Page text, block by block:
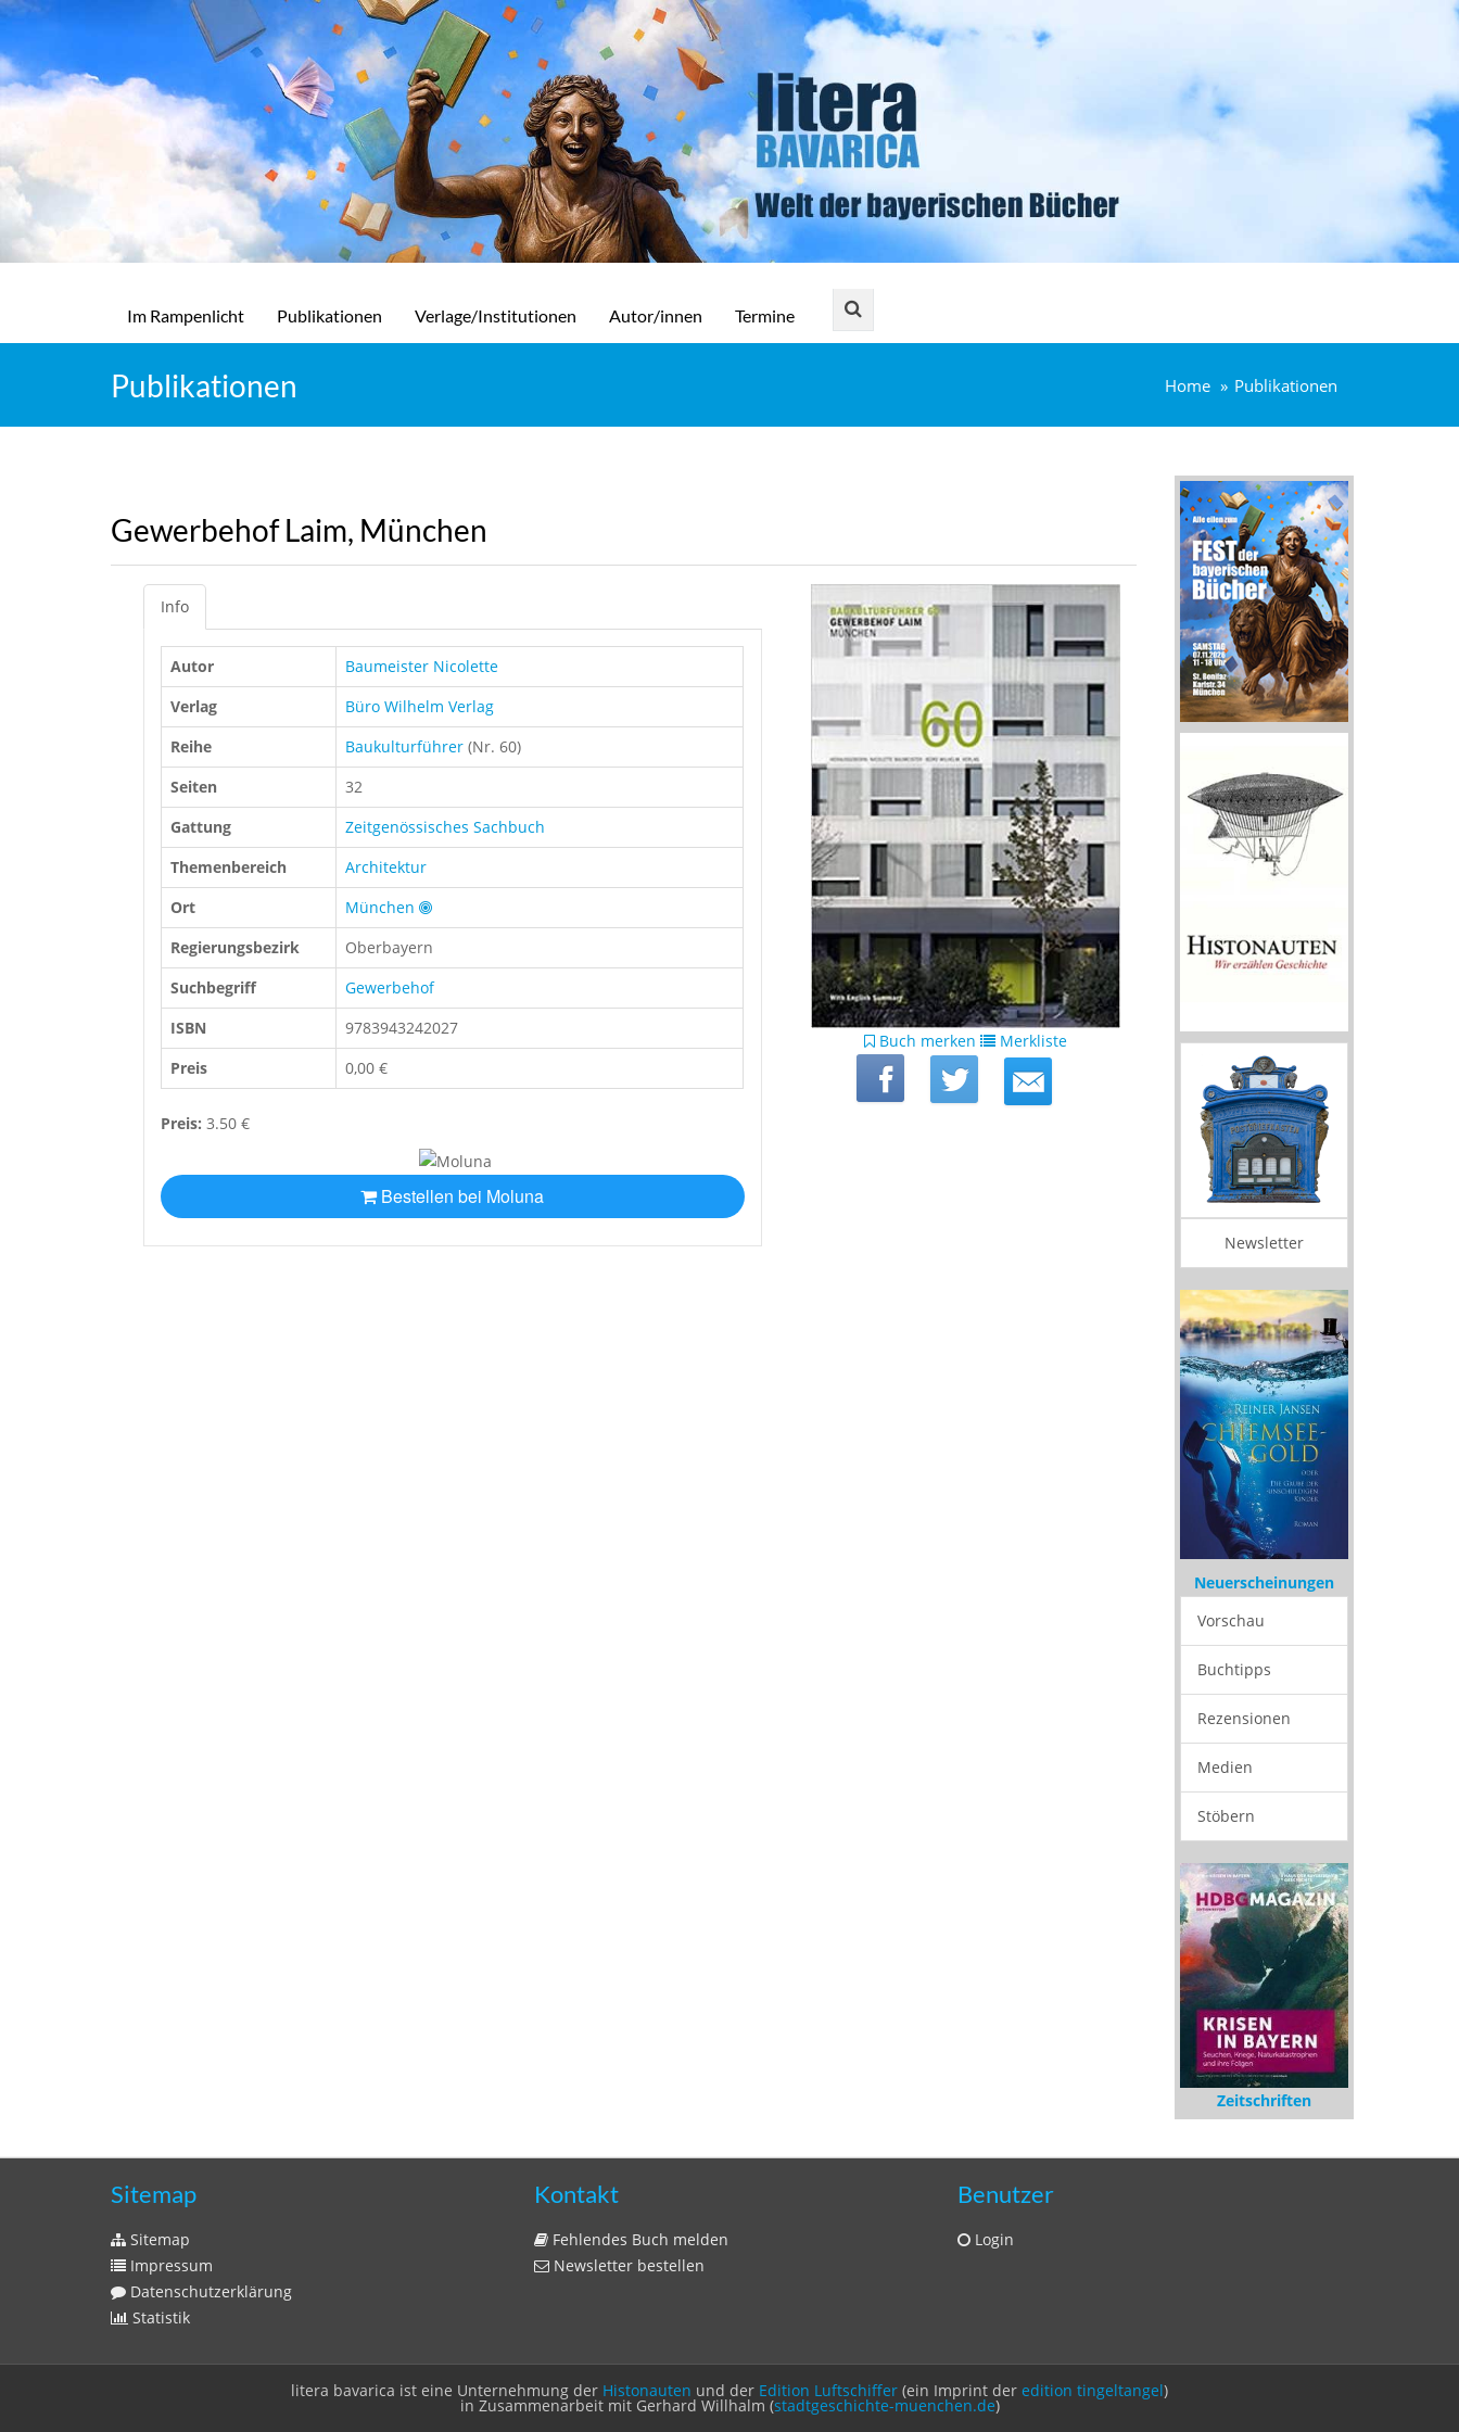
Im Rampenlicht Publikationen Verlage/Institutionen Autor/innen Termine
Publikationen Home Publikationen
Gewerbehof Laim, München
Info
Autor
Baumeister Nicolette
Verlag
Büro Wilhelm Verlag
Reihe
Baukulturführer (Nr. 60)
Seiten
32
Gattung
Zeitgenössisches Sachbuch
Themenbereich
Architektur
Ort
München
Regierungsbezirk
Oberbayern
Suchbegriff
Gewerbehof
ISBN
9783943242027
Preis
0,00 €
Preis: 3.50 €
Bestellen bei Moluna
Buch merken Merkliste
Newsletter
Neuerscheinungen
Vorschau
Buchtipps
Rezensionen
Medien
Stöbern
Zeitschriften
Sitemap
Sitemap
Impressum
Datenschutzerklärung
Statistik
Kontakt
Fehlendes Buch melden
Newsletter bestellen
Benutzer
Login
litera bavarica ist eine Unternehmung der Histonauten und der Edition Luftschiffer (ein Imprint der edition tingeltangel)
in Zusammenarbeit mit Gerhard Willhalm (stadtgeschichte-muenchen.de)